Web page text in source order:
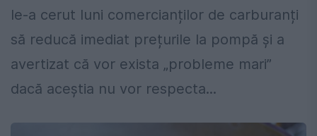
le-a cerut luni comercianților de carburanți
să reducă imediat prețurile la pompă și a
avertizat că vor exista „probleme mari”
dacă aceștia nu vor respecta...